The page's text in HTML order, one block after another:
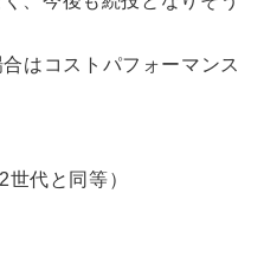
はコストパフォーマンス
代と同等）